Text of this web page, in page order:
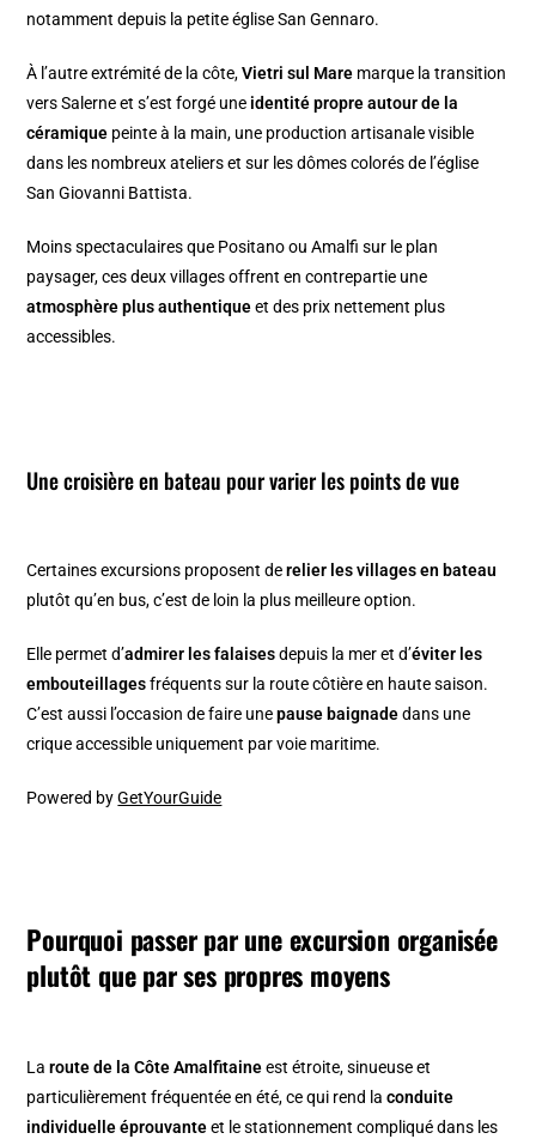
notamment depuis la petite église San Gennaro.
À l’autre extrémité de la côte,Vietri sul Mare marque la transition
vers Salerne et s’est forgé une identité propre autour de la
céramique peinte à la main, une production artisanale visible
dans les nombreux ateliers et sur les dômes colorés de l’église
San Giovanni Battista.
Moins spectaculaires que Positano ou Amalfi sur le plan
paysager, ces deux villages offrent en contrepartie une
atmosphère plus authentiqueet des prix nettement plus
accessibles.
Une croisière en bateau pour varier les points de vue
Certaines excursions proposent derelier les villages en bateau
plutôt qu’en bus, c’est de loin la plus meilleure option.
Elle permet d’admirer les falaisesdepuis la mer et d’éviter les
embouteillagesfréquents sur la route côtière en haute saison.
C’est aussi l’occasion de faire unepause baignadedans une
crique accessible uniquement par voie maritime.
Powered byGetYourGuide
Pourquoi passer par une excursion organisée
plutôt que par ses propres moyens
La route de la Côte Amalfitaineest étroite, sinueuse et
particulièrement fréquentée en été, ce qui rend laconduite
individuelle éprouvanteet le stationnement compliqué dans les